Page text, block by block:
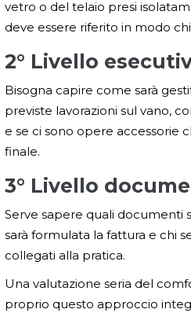
vetro o del telaio presi
deve essere riferito in modo
2° Livello
Bisogna capire come sarà
previste lavorazioni sul vano,
e se ci sono opere accessorie
finale.
3° Livello
Serve sapere quali documenti
sarà formulata la fattura e chi
collegati alla pratica.
Una valutazione seria del
proprio questo approccio